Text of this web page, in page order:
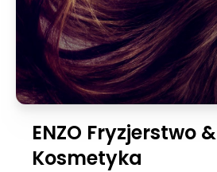
ENZO Fryzjerstwo &
Kosmetyka